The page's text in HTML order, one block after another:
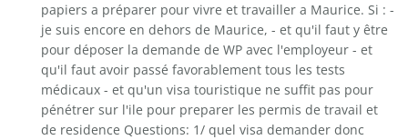
papiers a préparer pour vivre et travailler a Maurice. Si : -
je suis encore en dehors de Maurice, - et qu'il faut y être
pour déposer la demande de WP avec l'employeur - et
qu'il faut avoir passé favorablement tous les tests
médicaux - et qu'un visa touristique ne suffit pas pour
pénétrer sur l'ile pour preparer les permis de travail et
de residence Questions: 1/ quel visa demander donc